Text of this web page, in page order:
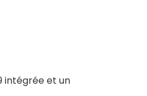
intégrée et un